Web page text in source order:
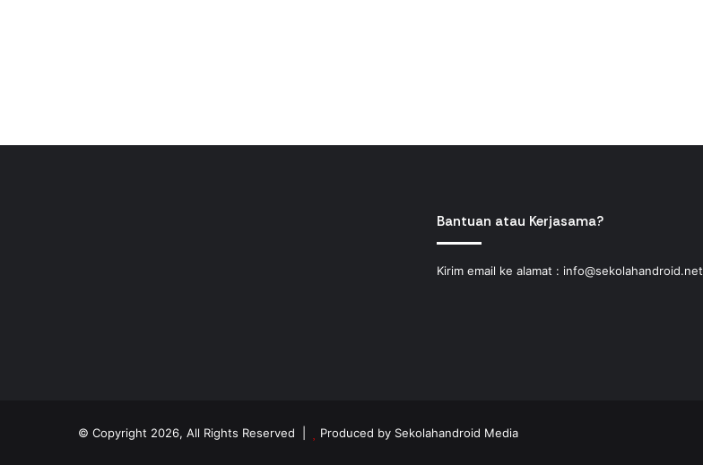
Bantuan atau Kerjasama?
Kirim email ke alamat : info@sekolahandroid.net
© Copyright 2026, All Rights Reserved | Produced by Sekolahandroid Media